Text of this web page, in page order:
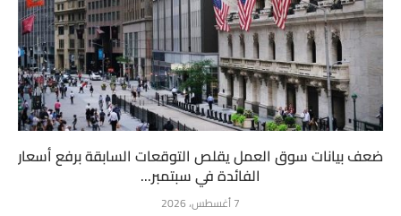
ضعف بيانات سوق العمل يقلص التوقعات السابقة برفع أسعار
الفائدة في سبتمبر...
7 أغسطس، 2026